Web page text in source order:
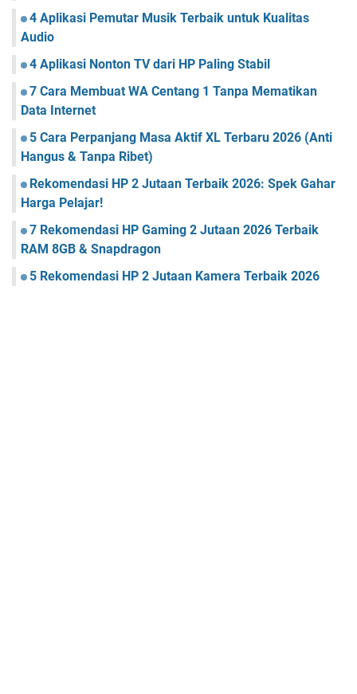
4 Aplikasi Pemutar Musik Terbaik untuk Kualitas
Audio
4 Aplikasi Nonton TV dari HP Paling Stabil
7 Cara Membuat WA Centang 1 Tanpa Mematikan
Data Internet
5 Cara Perpanjang Masa Aktif XL Terbaru 2026 (Anti
Hangus & Tanpa Ribet)
Rekomendasi HP 2 Jutaan Terbaik 2026: Spek Gahar
Harga Pelajar!
7 Rekomendasi HP Gaming 2 Jutaan 2026 Terbaik
RAM 8GB & Snapdragon
5 Rekomendasi HP 2 Jutaan Kamera Terbaik 2026